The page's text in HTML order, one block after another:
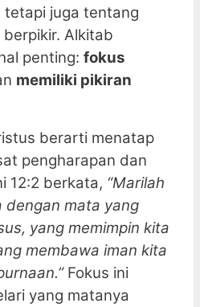
tetapi juga tentang
Alkitab
penting: fokus
memiliki pikiran
berarti menatap
pengharapan dan
12:2 berkata, “Marilah
dengan mata yang
yang memimpin kita
membawa iman kita
Fokus ini
yang matanya